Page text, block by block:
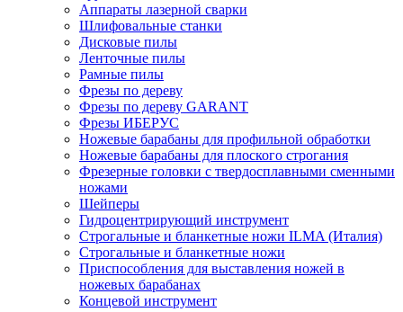
Аппараты лазерной сварки
Шлифовальные станки
Дисковые пилы
Ленточные пилы
Рамные пилы
Фрезы по дереву
Фрезы по дереву GARANT
Фрезы ИБЕРУС
Ножевые барабаны для профильной обработки
Ножевые барабаны для плоского строгания
Фрезерные головки с твердосплавными сменными
ножами
Шейперы
Гидроцентрирующий инструмент
Строгальные и бланкетные ножи ILMA (Италия)
Cтрогальные и бланкетные ножи
Приспособления для выставления ножей в
ножевых барабанах
Концевой инструмент